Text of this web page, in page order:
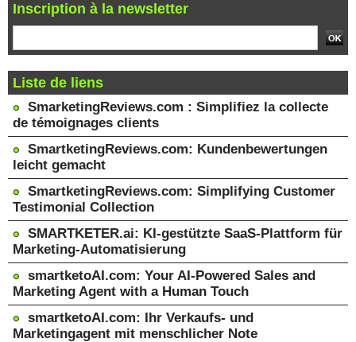
Inscription à la newsletter
Liste de liens
SmarketingReviews.com : Simplifiez la collecte
de témoignages clients
SmartketingReviews.com: Kundenbewertungen
leicht gemacht
SmartketingReviews.com: Simplifying Customer
Testimonial Collection
SMARTKETER.ai: KI-gestützte SaaS-Plattform für
Marketing-Automatisierung
smartketoAI.com: Your AI-Powered Sales and
Marketing Agent with a Human Touch
smartketoAI.com: Ihr Verkaufs- und
Marketingagent mit menschlicher Note